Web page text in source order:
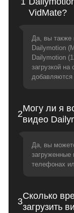
VidMate?
Да, вы также
Dailymotion
Dailymotion
загрузкой на
2
Могу ли я
видео
Да, вы
загруженные
телефонах
3
Сколько
загрузить